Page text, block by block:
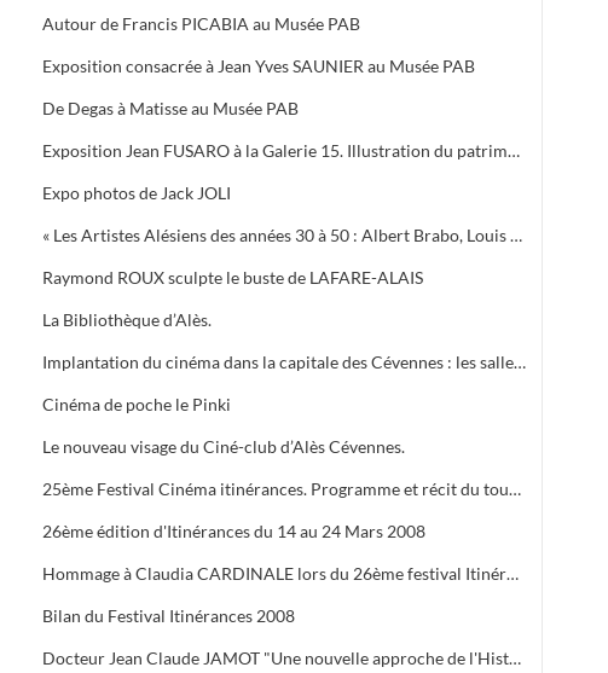
Autour de Francis PICABIA au Musée PAB
Exposition consacrée à Jean Yves SAUNIER au Musée PAB
De Degas à Matisse au Musée PAB
Exposition Jean FUSARO à la Galerie 15. Illustration du patrimoine alésien
Expo photos de Jack JOLI
« Les Artistes Alésiens des années 30 à 50 : Albert Brabo, Louis Cabanes, Louis Arcaix et René Aberlenc » par Annie Corbier
Raymond ROUX sculpte le buste de LAFARE-ALAIS
La Bibliothèque d’Alès.
Implantation du cinéma dans la capitale des Cévennes : les salles du début du siècle à nos jours.
Cinéma de poche le Pinki
Le nouveau visage du Ciné-club d’Alès Cévennes.
25ème Festival Cinéma itinérances. Programme et récit du tournage dans les cévennes d' "Un homme de trop"
26ème édition d'Itinérances du 14 au 24 Mars 2008
Hommage à Claudia CARDINALE lors du 26ème festival Itinérances. En photo avec Max ROUSTAN, Maire
Bilan du Festival Itinérances 2008
Docteur Jean Claude JAMOT "Une nouvelle approche de l'Histoire et de l'Archéologie appliquée aux Celtes